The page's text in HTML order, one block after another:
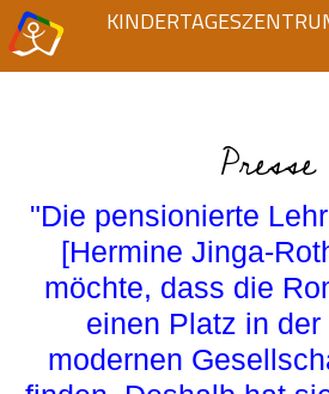
Presse
"Die pensionierte
[Hermine Jinga-
möchte, dass die
einen Platz in der
modernen